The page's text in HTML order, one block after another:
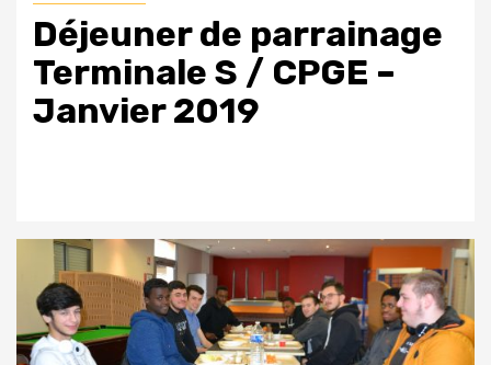
Déjeuner de parrainage
Terminale S / CPGE –
Janvier 2019